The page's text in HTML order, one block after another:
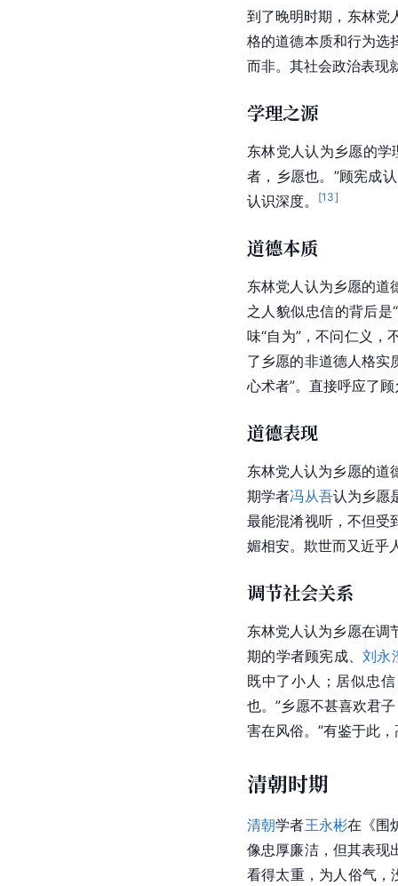
到了晚明时期，东林党
格的道德本质和行为选
而非。其社会政治表现
学理之源
东林党人认为乡愿的学
者，乡愿也。”顾宪成
认识深度。
[13]
道德本质
东林党人认为乡愿的道
之人貌似忠信的背后
味“自为”，不问仁义，
了乡愿的非道德人格实
心术者”。直接呼应了
道德表现
东林党人认为乡愿的道
期学者冯从吾认为乡愿
最能混淆视听，不但受
媚相安。欺世而又近乎
调节社会关系
东林党人认为乡愿在调
期的学者顾宪成、刘永
既中了小人；居似忠
也。”乡愿不甚喜欢君
害在风俗。”有鉴于此
清朝时期
清朝学者王永彬在《围
像忠厚廉洁，但其表现
看得太重，为人俗气，